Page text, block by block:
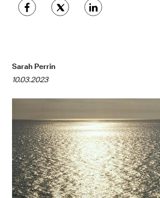
Sarah Perrin
10.03.2023